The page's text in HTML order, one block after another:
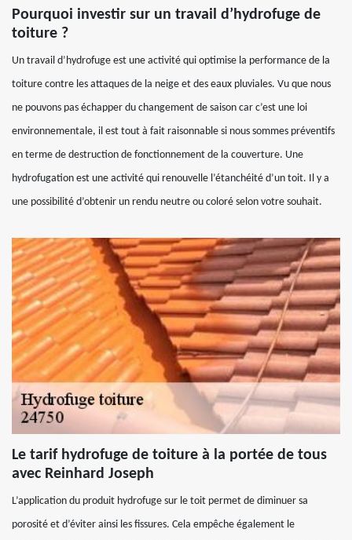
Pourquoi investir sur un travail d’hydrofuge de
toiture ?
Un travail d’hydrofuge est une activité qui optimise la performance de la
toiture contre les attaques de la neige et des eaux pluviales. Vu que nous
ne pouvons pas échapper du changement de saison car c’est une loi
environnementale, il est tout à fait raisonnable si nous sommes préventifs
en terme de destruction de fonctionnement de la couverture. Une
hydrofugation est une activité qui renouvelle l’étanchéité d’un toit. Il y a
une possibilité d’obtenir un rendu neutre ou coloré selon votre souhait.
Le tarif hydrofuge de toiture à la portée de tous
avec Reinhard Joseph
L’application du produit hydrofuge sur le toit permet de diminuer sa
porosité et d’éviter ainsi les fissures. Cela empêche également le